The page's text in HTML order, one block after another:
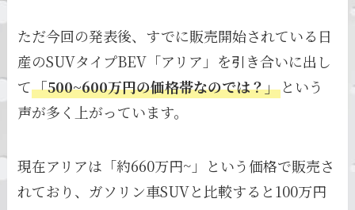
ただ今回の発表後、すでに販売開始されている日
産のSUVタイプBEV「アリア」を引き合いに出し
て「500~600万円の価格帯なのでは？」 という
声が多く上がっています。
現在アリアは「約660万円~」という価格で販売さ
れており、ガソリン車SUVと比較すると100万円